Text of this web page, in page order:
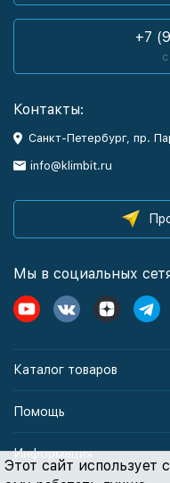
Этот сайт использует
+7
Контакты:
Санкт-Петербург, пр.
info@klimbit.ru
Мы в социальных
Каталог товаров
Помощь
Информация